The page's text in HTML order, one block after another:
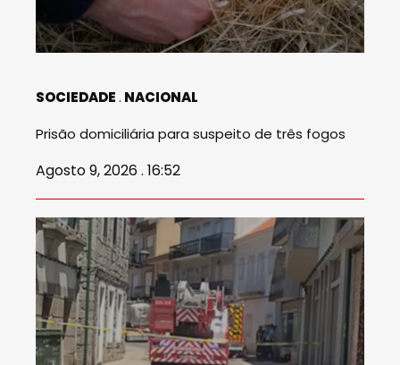
SOCIEDADE NACIONAL
Prisão domiciliária para suspeito de três fogos
Agosto 9, 2026 . 16:52